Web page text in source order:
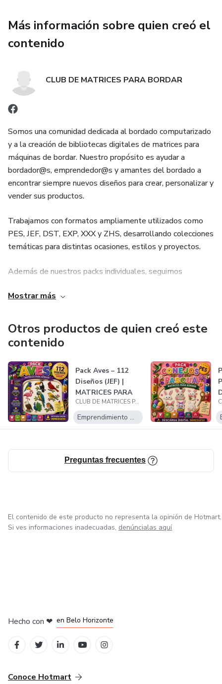
Más información sobre quien creó el
contenido
CLUB DE MATRICES PARA BORDAR
Somos una comunidad dedicada al bordado computarizado
y a la creación de bibliotecas digitales de matrices para
máquinas de bordar. Nuestro propósito es ayudar a
bordador@s, emprendedor@s y amantes del bordado a
encontrar siempre nuevos diseños para crear, personalizar y
vender sus productos.
Trabajamos con formatos ampliamente utilizados como
PES, JEF, DST, EXP, XXX y ZHS, desarrollando colecciones
temáticas para distintas ocasiones, estilos y proyectos.
Además de nuestros packs individuales, seguimos
nuevas propuestas para inspirar la creatividad y acompañar
Mostrar más
Otros productos de quien creó este
contenido
Pack Aves – 112
Diseños (JEF) |
MATRICES PARA
BORDAR
CLUB DE MATRICES PARA BORDAR
Emprendimiento Digital
Preguntas frecuentes
El contenido de este producto no representa la opinión de Hotmart.
Si ves informaciones inadecuadas, denúncialas aquí
Hecho con ❤ en Belo Horizonte
Conoce Hotmart